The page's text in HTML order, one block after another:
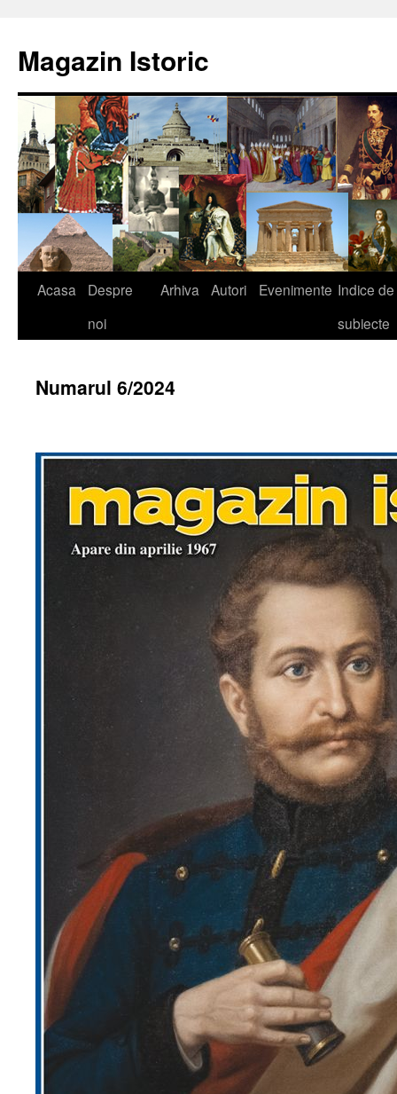
conținut
Magazin Istoric
Acasa
Despre
noi
Arhiva Autori Evenimente Indice de
subiecte
Numarul 6/2024